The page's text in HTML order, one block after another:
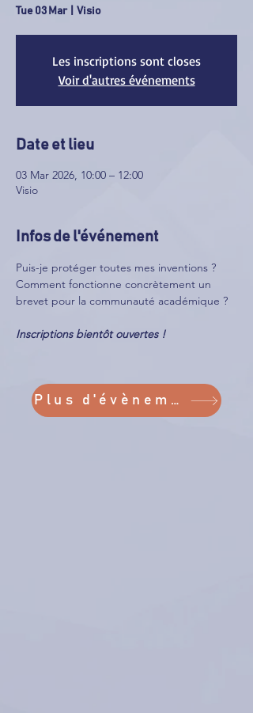
Tue 03 Mar
  |
Visio
Les inscriptions sont closes
Voir d'autres événements
Date et lieu
03 Mar 2026, 10:00 – 12:00
Visio
Infos de l'événement
Puis-je protéger toutes mes inventions ?
Comment fonctionne concrètement un
brevet pour la communauté académique ?
Inscriptions bientôt ouvertes !
Plus d'évènements